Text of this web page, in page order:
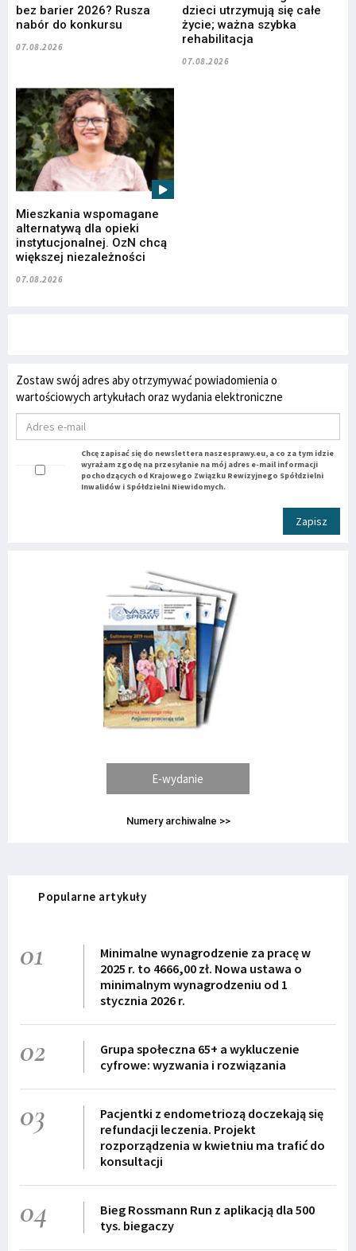
bez barier 2026? Rusza
nabór do konkursu
07.08.2026
dzieci utrzymują się całe
życie; ważna szybka
rehabilitacja
07.08.2026
Mieszkania wspomagane
alternatywą dla opieki
instytucjonalnej. OzN chcą
większej niezależności
07.08.2026
Zostaw swój adres aby otrzymywać powiadomienia o
wartościowych artykułach oraz wydania elektroniczne
Chcę zapisać się do newslettera naszesprawy.eu, a co za tym idzie
wyrażam zgodę na przesyłanie na mój adres e-mail informacji
pochodzących od Krajowego Związku Rewizyjnego Spółdzielni
Inwalidów i Spółdzielni Niewidomych.
Zapisz
E-wydanie
Numery archiwalne >>
Popularne artykuły
01
Minimalne wynagrodzenie za pracę w
2025 r. to 4666,00 zł. Nowa ustawa o
minimalnym wynagrodzeniu od 1
stycznia 2026 r.
02
Grupa społeczna 65+ a wykluczenie
cyfrowe: wyzwania i rozwiązania
03
Pacjentki z endometriozą doczekają się
refundacji leczenia. Projekt
rozporządzenia w kwietniu ma trafić do
konsultacji
04
Bieg Rossmann Run z aplikacją dla 500
tys. biegaczy